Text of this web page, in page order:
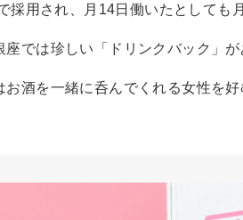
採用され、月14日働いたとしても
座では珍しい「ドリンクバック」が
お酒を一緒に呑んでくれる女性を